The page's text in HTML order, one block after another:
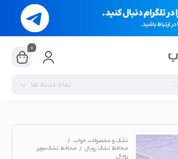
0
تمام دسته ها
تشک و محصولات خواب
محافظ تشک رویال
محافظ تشک سوپر
رویال